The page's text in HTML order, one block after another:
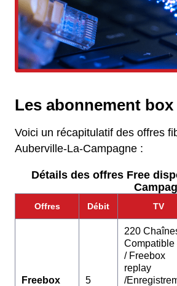
Les abonnement
Voici un récapitulatif des offres
Auberville-La-Campagne :
Détails des offres Free
Offres Débit TV
Freebox
5
220
Compatible
/ Freebox
replay
/